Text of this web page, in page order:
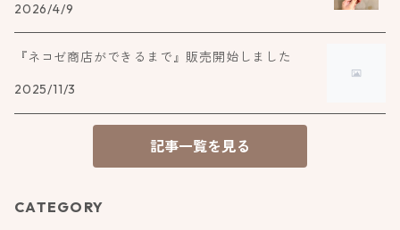
2026/4/9
『ネコゼ商店ができるまで』販売開始しました
2025/11/3
記事一覧を見る
CATEGORY